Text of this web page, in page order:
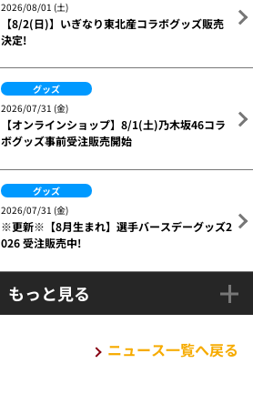
2026/08/01 (土)
【8/2(日)】いぎなり東北産コラボグッズ販売
決定!
グッズ
2026/07/31 (金)
【オンラインショップ】8/1(土)乃木坂46コラ
ボグッズ事前受注販売開始
グッズ
2026/07/31 (金)
※更新※【8月生まれ】選手バースデーグッズ2
026 受注販売中!
もっと見る
ニュース一覧へ戻る